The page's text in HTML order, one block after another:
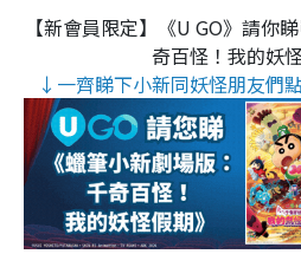
【新會員限定】《U GO》請你
奇百怪！我的妖
↓一齊睇下小新同妖怪朋友們